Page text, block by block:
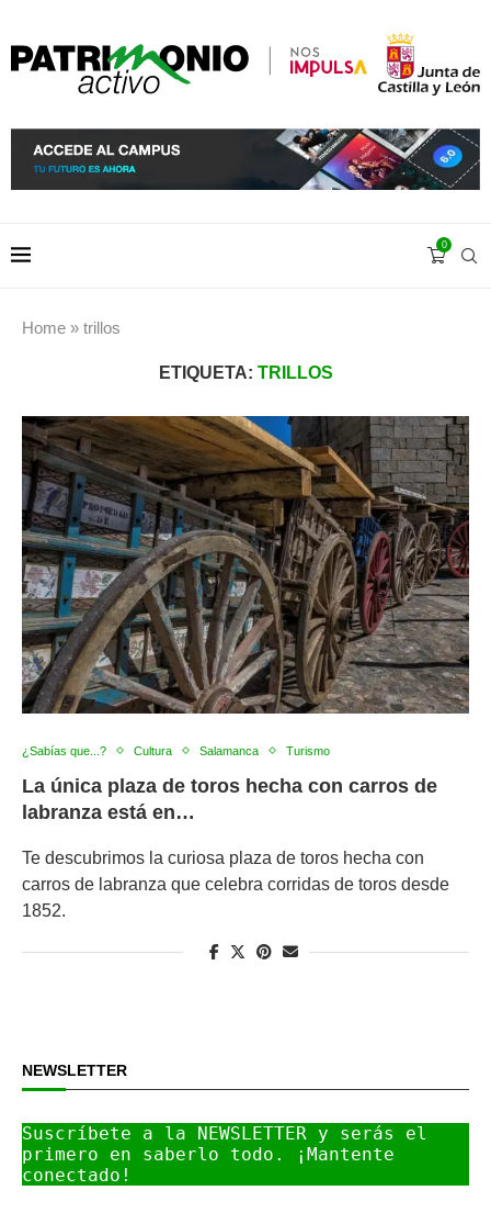
0
Home » trillos
ETIQUETA: TRILLOS
¿Sabías que...? Cultura Salamanca Turismo
La única plaza de toros hecha con carros de
labranza está en…
Te descubrimos la curiosa plaza de toros hecha con
carros de labranza que celebra corridas de toros desde
1852.
NEWSLETTER
Suscríbete a la NEWSLETTER y serás el
primero en saberlo todo. ¡Mantente
conectado!